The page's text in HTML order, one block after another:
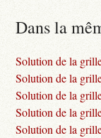
Dans la
Solution de la
Solution de la
Solution de la
Solution de la
Solution de la